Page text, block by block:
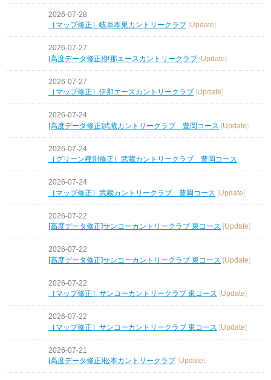
2026-07-28
［マップ修正］岐阜本巣カントリークラブ
Update
2026-07-27
[高度データ修正]伊那エースカントリークラブ [Update]
2026-07-27
［マップ修正］伊那エースカントリークラブ
Update
2026-07-24
[高度データ修正]武蔵カントリークラブ 豊岡コース [Update]
2026-07-24
［グリーン種別修正］武蔵カントリークラブ 豊岡コース
2026-07-24
［マップ修正］武蔵カントリークラブ 豊岡コース [Update]
2026-07-22
[高度データ修正]サンコーカントリークラブ 東コース [Update]
2026-07-22
[高度データ修正]サンコーカントリークラブ 東コース [Update]
2026-07-22
［マップ修正］サンコーカントリークラブ 東コース [Update]
2026-07-22
［マップ修正］サンコーカントリークラブ 東コース [Update]
2026-07-21
[高度データ修正]松本カントリークラブ [Update]